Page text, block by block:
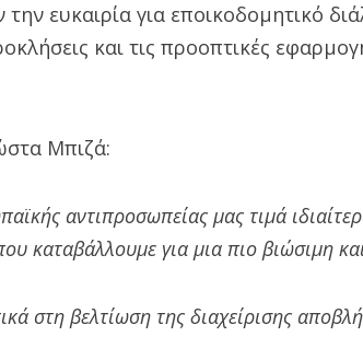
την ευκαιρία για εποικοδομητικό
και τις προοπτικές
Μπιζά:
αντιπροσωπείας μας τιμά
καταβάλλουμε για μια πιο βιώσιμη
στη βελτίωση της διαχείρισης